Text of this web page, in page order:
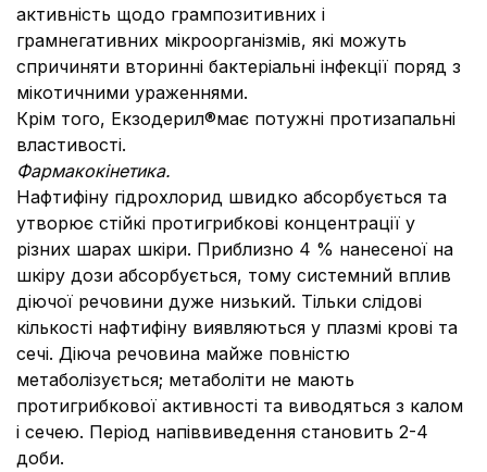
активність щодо грампозитивних і
грамнегативних мікроорганізмів, які можуть
спричиняти вторинні бактеріальні інфекції поряд з
мікотичними ураженнями.
Крім того, Екзодерил®має потужні протизапальні
властивості.
Фармакокінетика.
Нафтифіну гідрохлорид швидко абсорбується та
утворює стійкі протигрибкові концентрації у
різних шарах шкіри. Приблизно 4 % нанесеної на
шкіру дози абсорбується, тому системний вплив
діючої речовини дуже низький. Тільки слідові
кількості нафтифіну виявляються у плазмі крові та
сечі. Діюча речовина майже повністю
метаболізується; метаболіти не мають
протигрибкової активності та виводяться з калом
і сечею. Період напіввиведення становить 2-4
доби.